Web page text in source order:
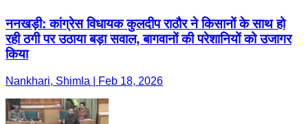
ननखड़ी: कांग्रेस विधायक कुलदीप राठौर ने किसानों के साथ हो
रही ठगी पर उठाया बड़ा सवाल, बागवानों की परेशानियों को उजागर
किया
Nankhari, Shimla | Feb 18, 2026